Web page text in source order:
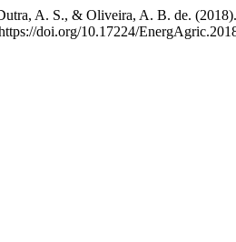
Dutra, A. S., & Oliveira, A. B. de.
doi.org/10.17224/